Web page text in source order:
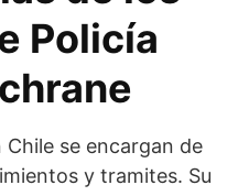
Policía
se encargan de
y tramites. Su